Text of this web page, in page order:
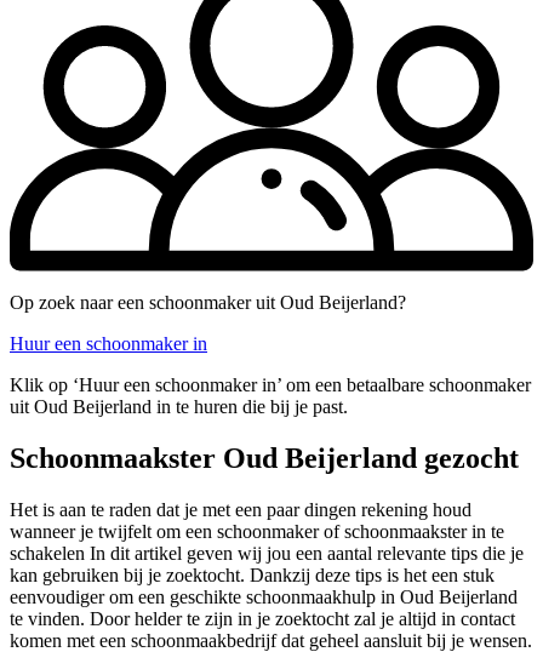
Op zoek naar een schoonmaker uit Oud Beijerland?
Huur een schoonmaker in
Klik op ‘Huur een schoonmaker in’ om een betaalbare schoonmaker
uit Oud Beijerland in te huren die bij je past.
Schoonmaakster Oud Beijerland gezocht
Het is aan te raden dat je met een paar dingen rekening houd
wanneer je twijfelt om een schoonmaker of schoonmaakster in te
schakelen In dit artikel geven wij jou een aantal relevante tips die je
kan gebruiken bij je zoektocht. Dankzij deze tips is het een stuk
eenvoudiger om een geschikte schoonmaakhulp in Oud Beijerland
te vinden. Door helder te zijn in je zoektocht zal je altijd in contact
komen met een schoonmaakbedrijf dat geheel aansluit bij je wensen.